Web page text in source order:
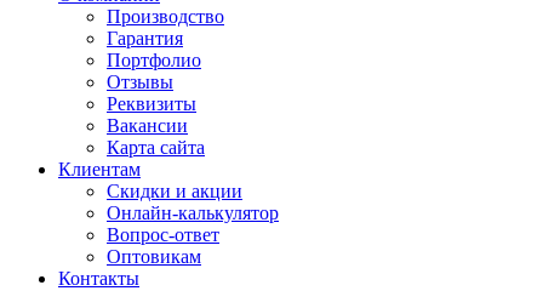
Производство
Гарантия
Портфолио
Отзывы
Реквизиты
Вакансии
Карта сайта
Клиентам
Скидки и акции
Онлайн-калькулятор
Вопрос-ответ
Оптовикам
Контакты